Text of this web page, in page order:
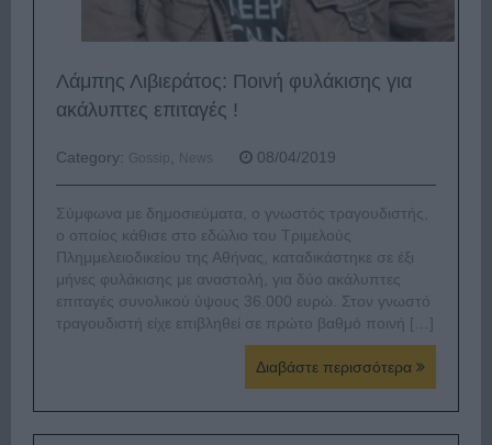
Λάμπης Λιβιεράτος: Ποινή φυλάκισης για
ακάλυπτες επιταγές !
Category: Gossip News 08/04/2019
Σύμφωνα με δημοσιεύματα, ο γνωστός τραγουδιστής,
ο οποίος κάθισε στο εδώλιο του Τριμελούς
Πλημμελειοδικείου της Αθήνας, καταδικάστηκε σε έξι
μήνες φυλάκισης με αναστολή, για δύο ακάλυπτες
επιταγές συνολικού ύψους 36.000 ευρώ. Στον γνωστό
τραγουδιστή είχε επιβληθεί σε πρώτο βαθμό ποινή […]
Διαβάστε περισσότερα